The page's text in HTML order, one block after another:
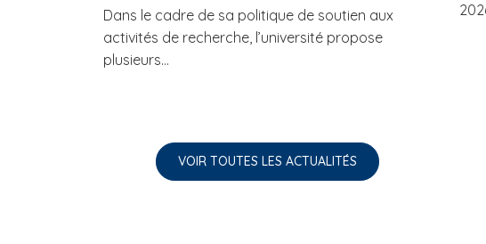
Dans le cadre de sa politique de soutien aux
activités de recherche, l’université propose
plusieurs...
VOIR TOUTES LES ACTUALITÉS